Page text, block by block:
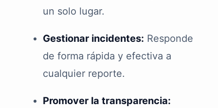
un solo lugar.
Gestionar incidentes: Responde
de forma rápida y efectiva a
cualquier reporte.
Promover la transparencia: